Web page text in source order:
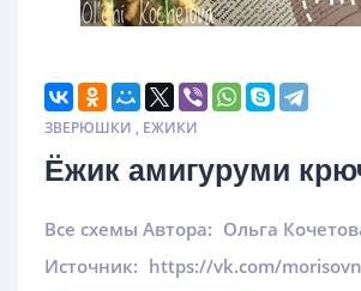
ЗВЕРЮШКИ , ЕЖИКИ
Ёжик амигуруми
Все схемы Автора: Ольга
Источник: https://vk.com/